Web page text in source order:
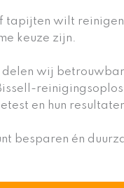
tapijten wilt
keuze zijn.
wij
en hun
besparen én